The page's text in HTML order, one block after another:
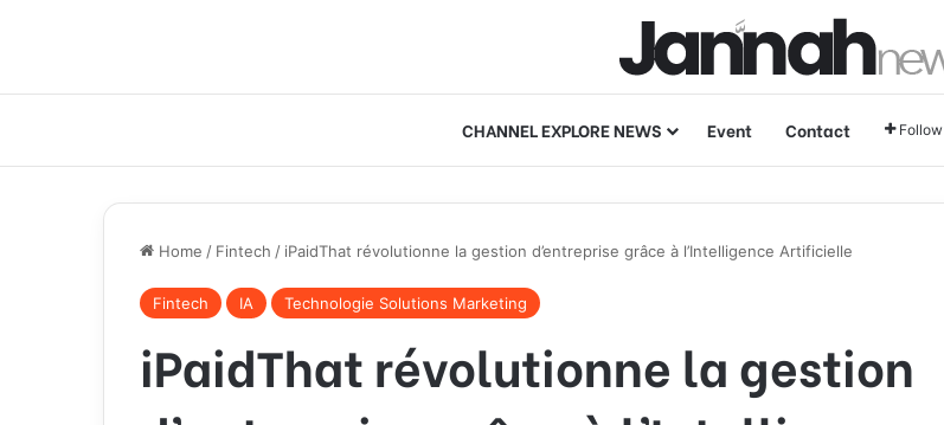
CHANNEL EXPLORE NEWS Event Contact Follow
Home / Fintech / iPaidThat révolutionne la gestion d’entreprise grâce à l’Intelligence Artificielle
Fintech IA Technologie Solutions Marketing
iPaidThat révolutionne la gestion